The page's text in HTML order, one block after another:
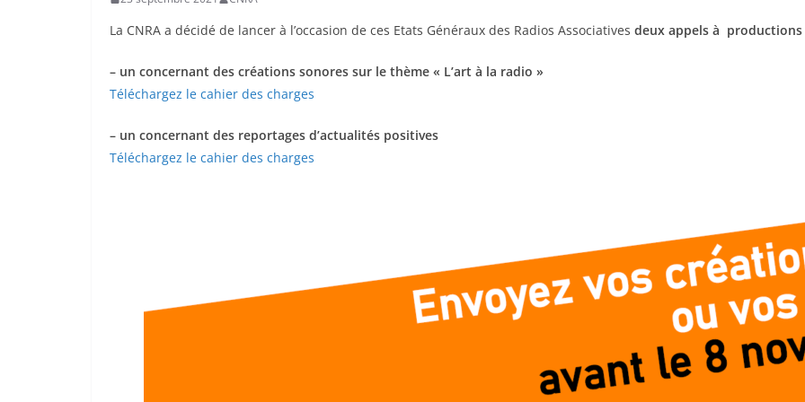
La CNRA a décidé de lancer à l’occasion de ces Etats Généraux des Radios Associatives deux appels à
– un concernant des créations sonores sur le thème « L’art à la radio »
Téléchargez le cahier des charges
– un concernant des reportages d’actualités positives
Téléchargez le cahier des charges